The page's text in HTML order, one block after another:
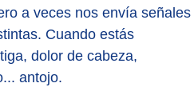
a veces nos envía señales
Cuando estás
dolor de cabeza,
antojo.